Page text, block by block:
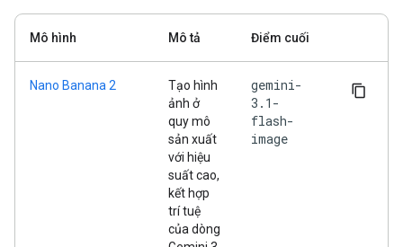
Mô hình Mô tả Điểm cuối
Nano Banana 2
Tạo hình
ảnh ở
quy mô
sản xuất
với hiệu
suất cao,
kết hợp
trí tuệ
của dòng
gemini-
3.1-
flash-
image